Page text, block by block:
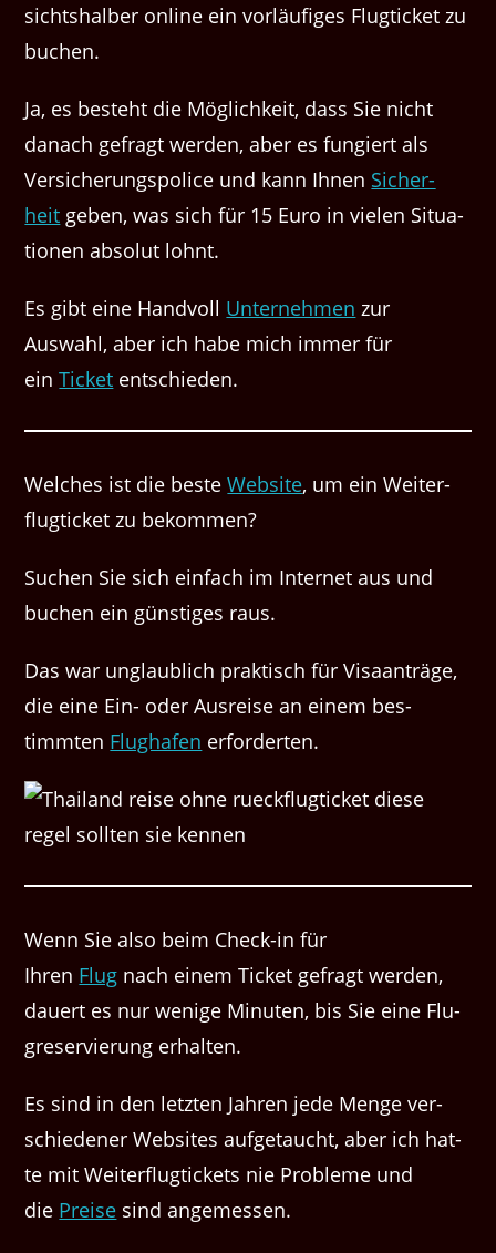
sicht­shal­ber online ein vor­läu­figes Flugtick­et zu
buchen.
Ja, es beste­ht die Möglichkeit, dass Sie nicht
danach gefragt wer­den, aber es fungiert als
Ver­sicherungspo­lice und kann Ihnen Sicher­
heit geben, was sich für 15 Euro in vie­len Sit­u­a­
tio­nen abso­lut lohnt.
Es gibt eine Hand­voll Unternehmen zur
Auswahl, aber ich habe mich immer für
einTick­et entschieden.
Welch­es ist die besteWeb­site, um ein Weit­er­
flugtick­et zu bekommen?
Suchen Sie sich ein­fach im Inter­net aus und
buchen ein gün­stiges raus.
Das war unglaublich prak­tisch für Visaanträge,
die eine Ein- oder Aus­reise an einem bes­
timmten Flughafen erforderten.
Wenn Sie also beim Check-in für
Ihren Flug nach einem Tick­et gefragt wer­den,
dauert es nur wenige Minuten, bis Sie eine Flu­
gre­servierung erhalten.
Es sind in den let­zten Jahren jede Menge ver­
schieden­er Web­sites aufge­taucht, aber ich hat­
te mit Weit­er­flugtick­ets nie Prob­leme und
die Preise sind angemessen.